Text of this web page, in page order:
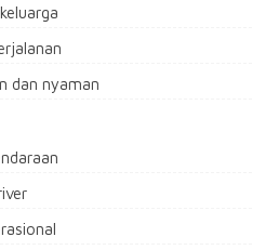
dan nyaman